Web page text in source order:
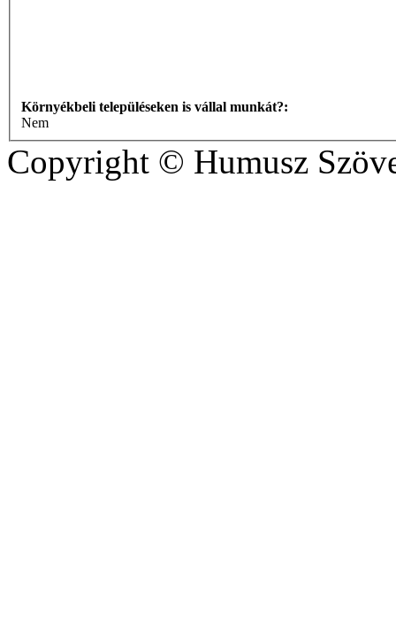
Környékbeli településeken is vállal munkát?:
Nem
Copyright © Humusz